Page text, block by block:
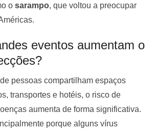
o sarampo, que voltou a preocupar
eventos aumentam o
pessoas compartilham espaços
transportes e hotéis, o risco de
aumenta de forma significativa.
porque alguns vírus